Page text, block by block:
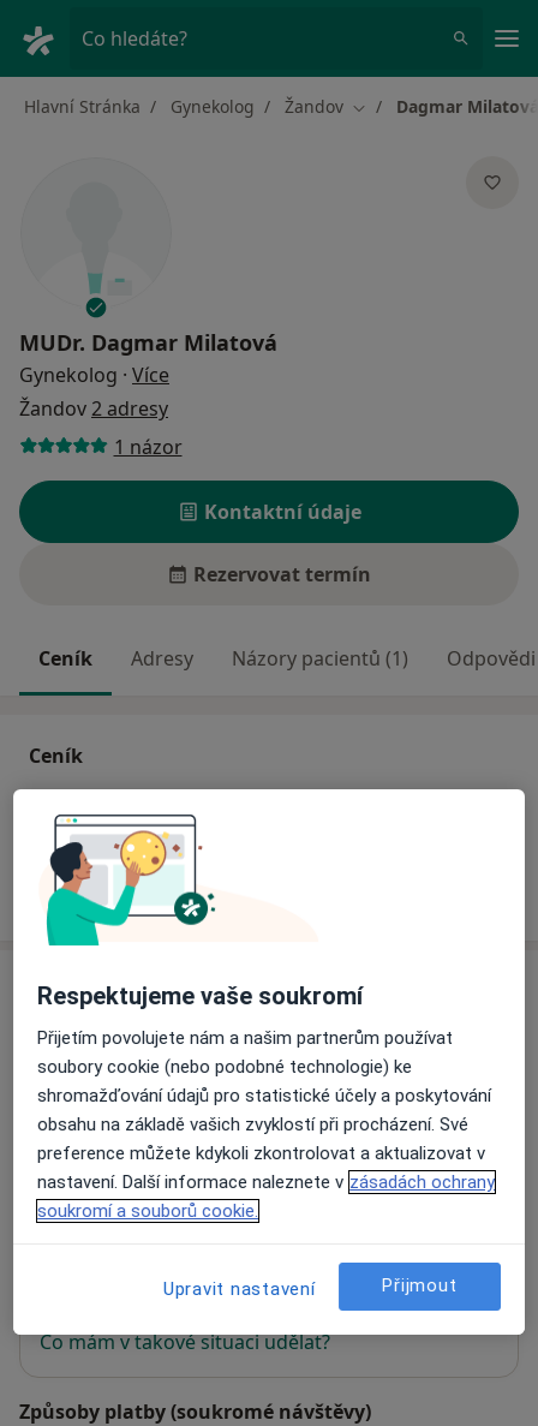
Co hledáte?
Hlavní Stránka Gynekolog Žandov Změna města
Dagmar Milatová
MUDr. Dagmar Milatová
Gynekolog · Více
Žandov2 adresy
1 názor
Kontaktní údaje
Rezervovat termín
Ceník Adresy Názory pacientů (1)
Ceník
Tento specialista ještě nepřidával žádné informace o
svých službách.
Adresy (2)
Adresa 1 Adresa 2
Zdravotnické středisko Hvozd s.r.o.
Děčínská 246, Žandov47107
Na této adrese online kalendář není aktivní
Co mám v takové situaci udělat?
Způsoby platby (soukromé návštěvy)
Respektujeme vaše soukromí
Přijetím povolujete nám a našim partnerům používat
soubory cookie (nebo podobné technologie) ke
shromažďování údajů pro statistické účely a poskytování
obsahu na základě vašich zvyklostí při procházení. Své
preference můžete kdykoli zkontrolovat a aktualizovat v
nastavení. Další informace naleznete v zásadách ochrany
soukromí a souborů cookie.
Upravit nastavení Přijmout